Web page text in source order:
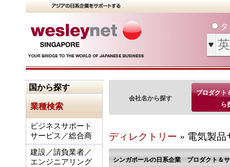
国から探す
業種検索
ビジネスサポート
サービス／総合商
建設／請負業者／
エンジニアリング
会社名から探す
プロダクト
ら
ディレクトリー » 電気製
シンガポールの日系企業 プロダクト＆